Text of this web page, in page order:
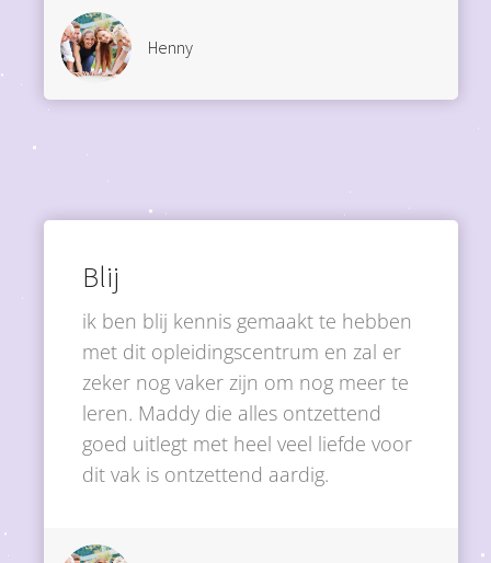
Henny
Blij
ik ben blij kennis gemaakt te hebben
met dit opleidingscentrum en zal er
zeker nog vaker zijn om nog meer te
leren. Maddy die alles ontzettend
goed uitlegt met heel veel liefde voor
dit vak is ontzettend aardig.